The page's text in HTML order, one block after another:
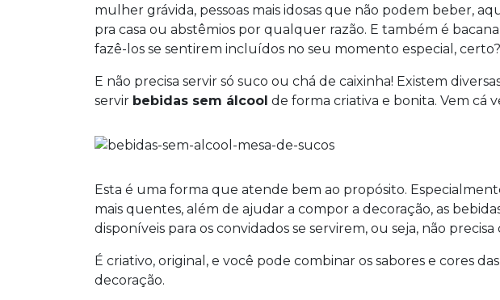
mulher grávida, pessoas mais idosas que não podem beber,
pra casa ou abstêmios por qualquer razão. E também é
fazê-los se sentirem incluídos no seu momento especial, certo?
E não precisa servir só suco ou chá de caixinha! Existem
servir bebidas sem álcool de forma criativa e bonita. Vem cá
Esta é uma forma que atende bem ao propósito.
mais quentes, além de ajudar a compor a decoração, as
disponíveis para os convidados se servirem, ou seja, não
É criativo, original, e você pode combinar os sabores e cores
decoração.